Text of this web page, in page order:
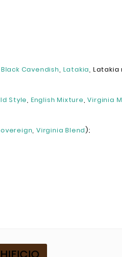
Black Cavendish, Latakia, Latakia
Style, English Mixture,Virginia
, Virginia Blend);